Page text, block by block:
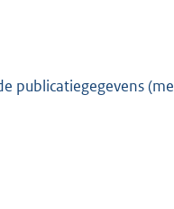
publicatiegegevens